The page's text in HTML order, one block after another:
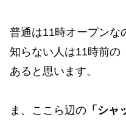
普通は11時オープンな
知らない人は11時前
あると思います。
ま、ここら辺の 「シャ